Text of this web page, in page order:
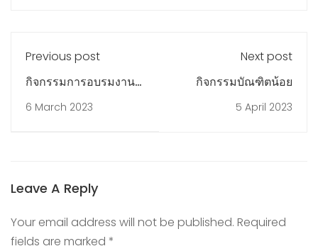
Previous post
กิจกรรมการอบรมงาน
อาชีพ
6 March 2023
Next post
กิจกรรมบัณฑิตน้อย
5 April 2023
Leave A Reply
Your email address will not be published. Required
fields are marked *